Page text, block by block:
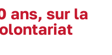
ans, sur la